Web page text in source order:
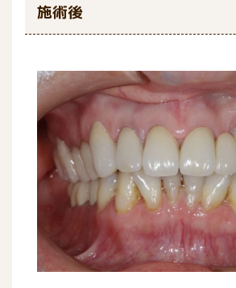
施術後